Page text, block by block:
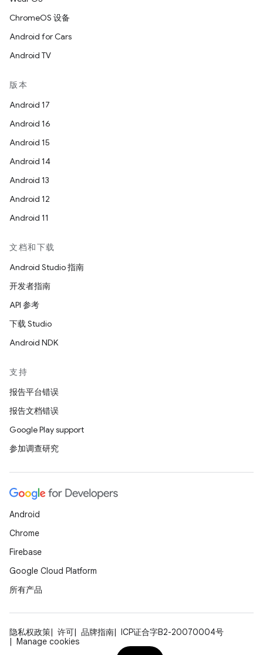
ChromeOS 设备
Android for Cars
Android TV
版本
Android 17
Android 16
Android 15
Android 14
Android 13
Android 12
Android 11
文档和下载
Android Studio 指南
开发者指南
API 参考
下载 Studio
Android NDK
支持
报告平台错误
报告文档错误
Google Play support
参加调查研究
Android
Chrome
Firebase
Google Cloud Platform
所有产品
隐私权政策 许可 品牌指南
ICP证合字B2-20070004号
Manage cookies